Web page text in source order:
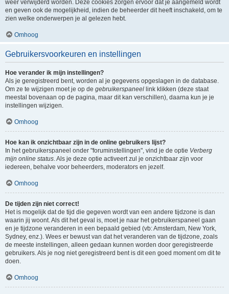
weer verwijderd worden. Deze cookies zorgen ervoor dat je aangemeld wordt
en geven ook de mogelijkheid, indien de beheerder dit heeft inschakeld, om te
zien welke onderwerpen je al gelezen hebt.
Omhoog
Gebruikersvoorkeuren en instellingen
Hoe verander ik mijn instellingen?
Als je geregistreerd bent, worden al je gegevens opgeslagen in de database.
Om ze te wijzigen moet je op de gebruikerspaneel link klikken (deze staat
meestal bovenaan op de pagina, maar dit kan verschillen), daarna kun je je
instellingen wijzigen.
Omhoog
Hoe kan ik onzichtbaar zijn in de online gebruikers lijst?
In het gebruikerspaneel onder "foruminstellingen", vind je de optie Verberg
mijn online status. Als je deze optie activeert zul je onzichtbaar zijn voor
iedereen, behalve voor beheerders, moderators en jezelf.
Omhoog
De tijden zijn niet correct!
Het is mogelijk dat de tijd die gegeven wordt van een andere tijdzone is dan
waarin jij woont. Als dit het geval is, moet je naar het gebruikerspaneel gaan
en je tijdzone veranderen in een bepaald gebied (vb: Amsterdam, New York,
Sydney, enz.). Wees er bewust van dat het veranderen van de tijdzone, zoals
de meeste instellingen, alleen gedaan kunnen worden door geregistreerde
gebruikers. Als je nog niet geregistreerd bent is dit een goed moment om dit te
doen.
Omhoog